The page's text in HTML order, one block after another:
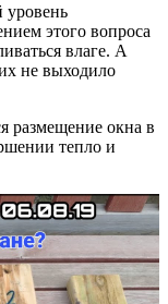
уровень
этого вопроса
влаге. А
не выходило
размещение окна в
тепло и